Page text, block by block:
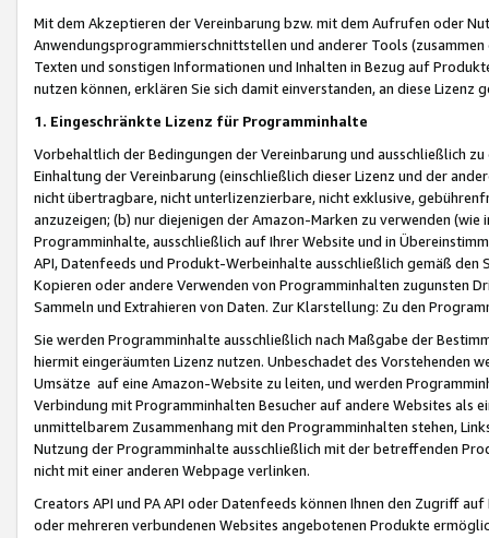
Mit dem Akzeptieren der Vereinbarung bzw. mit dem Aufrufen oder
Anwendungsprogrammierschnittstellen und anderer Tools (zusammen
Texten und sonstigen Informationen und Inhalten in Bezug auf
nutzen können, erklären Sie sich damit einverstanden, an diese Lizenz
1. Eingeschränkte Lizenz für Programminhalte
Vorbehaltlich der Bedingungen der Vereinbarung und ausschließlich
Einhaltung der Vereinbarung (einschließlich dieser Lizenz und der
nicht übertragbare, nicht unterlizenzierbare, nicht exklusive,
anzuzeigen; (b) nur diejenigen der Amazon-Marken zu verwenden
Programminhalte, ausschließlich auf Ihrer Website und in
API, Datenfeeds und Produkt-Werbeinhalte ausschließlich gemäß
Kopieren oder andere Verwenden von Programminhalten zugunsten
Sammeln und Extrahieren von Daten. Zur Klarstellung: Zu den
Sie werden Programminhalte ausschließlich nach Maßgabe der
hiermit eingeräumten Lizenz nutzen. Unbeschadet des Vorstehenden
Umsätze auf eine Amazon-Website zu leiten, und werden
Verbindung mit Programminhalten Besucher auf andere Websites als
unmittelbarem Zusammenhang mit den Programminhalten stehen,
Nutzung der Programminhalte ausschließlich mit der betreffenden
nicht mit einer anderen Webpage verlinken.
Creators API und PA API oder Datenfeeds können Ihnen den Zugriff
oder mehreren verbundenen Websites angebotenen Produkte